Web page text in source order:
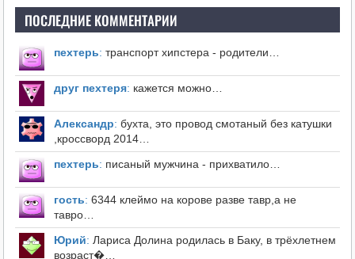
ПОСЛЕДНИЕ КОММЕНТАРИИ
пехтерь: транспорт хипстера - родители…
друг пехтеря: кажется можно…
Александр: бухта, это провод смотаный без катушки
,кроссворд 2014…
пехтерь: писаный мужчина - прихватило…
гость: 6344 клеймо на корове разве тавр,а не
тавро…
Юрий: Лариса Долина родилась в Баку, в трёхлетнем
возраст�…